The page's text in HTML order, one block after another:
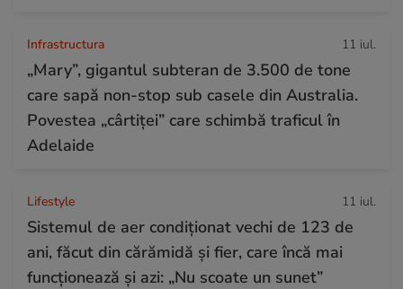
Infrastructura 11 iul.
„Mary”, gigantul subteran de 3.500 de tone
care sapă non-stop sub casele din Australia.
Povestea „cârtiței” care schimbă traficul în
Adelaide
Lifestyle 11 iul.
Sistemul de aer condiționat vechi de 123 de
ani, făcut din cărămidă și fier, care încă mai
funcționează și azi: „Nu scoate un sunet”